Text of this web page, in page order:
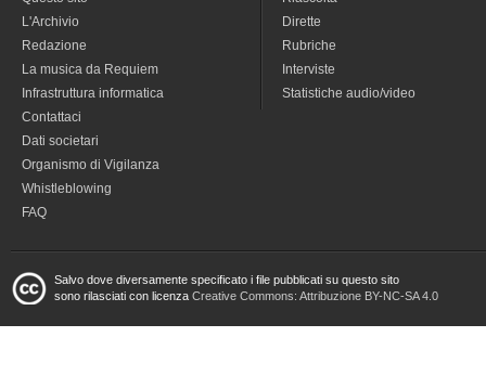
L'Archivio
Redazione
La musica da Requiem
Infrastruttura informatica
Contattaci
Dati societari
Organismo di Vigilanza
Whistleblowing
FAQ
Dirette
Rubriche
Interviste
Statistiche audio/video
Salvo dove diversamente specificato i file pubblicati su questo sito
sono rilasciati con licenza Creative Commons: Attribuzione BY-NC-SA 4.0